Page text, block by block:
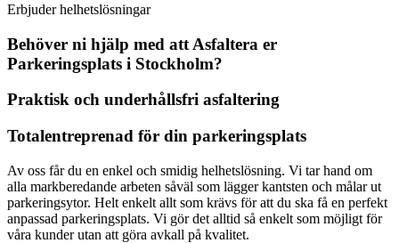
Erbjuder helhetslösningar
Behöver ni hjälp med att Asfaltera er
Parkeringsplats i Stockholm?
Praktisk och underhållsfri asfaltering
Totalentreprenad för din parkeringsplats
Av oss får du en enkel och smidig helhetslösning. Vi tar hand om
alla markberedande arbeten såväl som lägger kantsten och målar ut
parkeringsytor. Helt enkelt allt som krävs för att du ska få en perfekt
anpassad parkeringsplats. Vi gör det alltid så enkelt som möjligt för
våra kunder utan att göra avkall på kvalitet.